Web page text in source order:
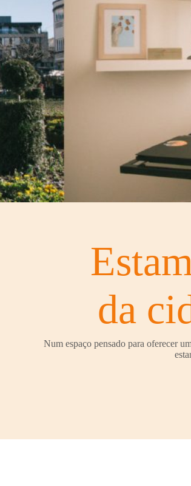
da
Num espaço pensado para oferecer